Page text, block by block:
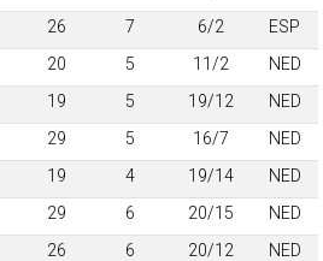
26 7 6/2
ESP
20 5 11/2
NED
19 5 19/12
NED
29 5 16/7
NED
19 4 19/14
NED
29 6 20/15
NED
26 6 20/12 NED